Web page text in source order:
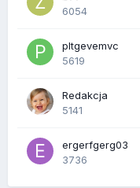
6054
pltgevemvc
5619
Redakcja
5141
ergerfgerg03
3736